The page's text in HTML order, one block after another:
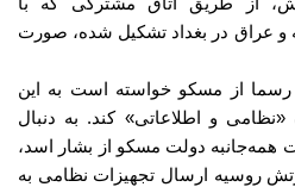
از طریق اتاق مشترکی که با
و عراق در بغداد تشکیل شده، صورت
از مسکو خواسته است به این
«نظامی و اطلاعاتی»کند. به دنبال
همه‌جانبه دولت مسکو از بشار اسد،
روسیه ارسال تجهیزات نظامی به